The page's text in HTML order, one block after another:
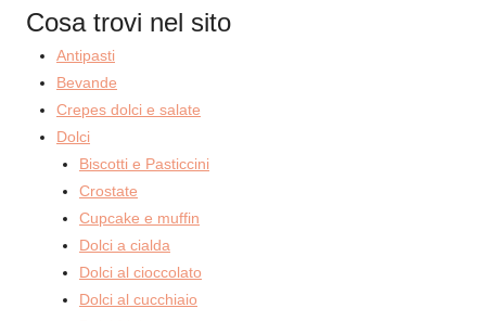
Cosa trovi nel sito
Antipasti
Bevande
Crepes dolci e salate
Dolci
Biscotti e Pasticcini
Crostate
Cupcake e muffin
Dolci a cialda
Dolci al cioccolato
Dolci al cucchiaio